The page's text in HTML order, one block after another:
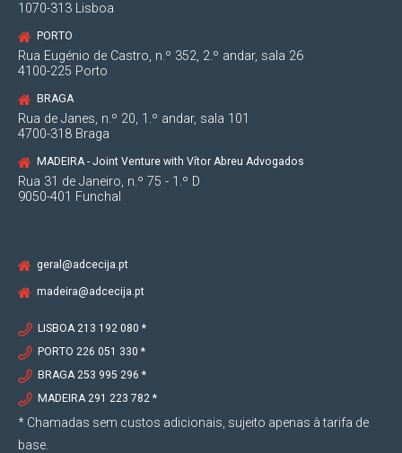
1070-313 Lisboa
PORTO
Rua Eugénio de Castro, n.º 352, 2.º andar, sala 26
4100-225 Porto
BRAGA
Rua de Janes, n.º 20, 1.º andar, sala 101
4700-318 Braga
MADEIRA - Joint Venture with Vítor Abreu Advogados
Rua 31 de Janeiro, n.º 75 - 1.º D
9050-401 Funchal
geral@adcecija.pt
madeira@adcecija.pt
LISBOA 213 192 080 *
PORTO 226 051 330 *
BRAGA 253 995 296 *
MADEIRA 291 223 782 *
* Chamadas sem custos adicionais, sujeito apenas à tarifa de
base.